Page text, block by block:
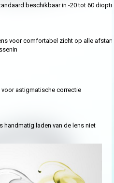
beschikbaar in -20 tot 60
voor comfortabel zicht op alle
voor astigmatische correctie
handmatig laden van de lens niet